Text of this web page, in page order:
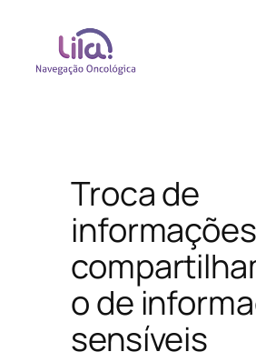
Troca de
o de
sensíveis